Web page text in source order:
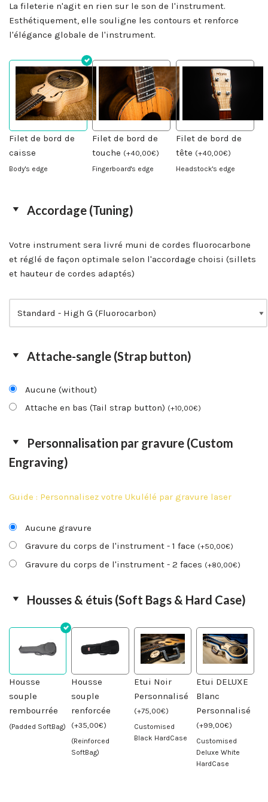
La fileterie n'agit en rien sur le son de l'instrument.
Esthétiquement, elle souligne les contours et renforce
l'élégance globale de l'instrument.
Filet de bord de
caisse
Body's edge
Filet de bord de
touche (+40,00€)
Fingerboard's edge
Filet de bord de
tête (+40,00€)
Headstock's edge
Accordage (Tuning)
Votre instrument sera livré muni de cordes fluorocarbone
et réglé de façon optimale selon l'accordage choisi (sillets
et hauteur de cordes adaptés)
Attache-sangle (Strap button)
Aucune (without)
Attache en bas (Tail strap button) (+10,00€)
Personnalisation par gravure (Custom
Engraving)
Guide : Personnalisez votre Ukulélé par gravure laser
Aucune gravure
Gravure du corps de l'instrument - 1 face (+50,00€)
Gravure du corps de l'instrument - 2 faces (+80,00€)
Housses & étuis (Soft Bags & Hard Case)
Housse
souple
rembourrée
(Padded SoftBag)
Housse
souple
renforcée
(+35,00€)
(Reinforced
SoftBag)
Etui Noir
Personnalisé
(+75,00€)
Customised
Black HardCase
Etui DELUXE
Blanc
Personnalisé
(+99,00€)
Customised
Deluxe White
HardCase